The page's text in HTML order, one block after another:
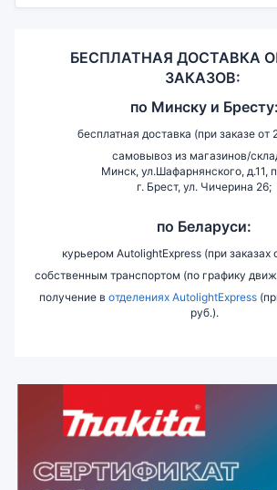
БЕСПЛАТНАЯ ДОСТАВКА
ЗАКАЗОВ:
по Минску и Бресту:
бесплатная доставка (при заказе от
самовывоз из магазинов/
Минск, ул.Шафарнянского, д.11,
г. Брест, ул. Чичерина 26;
по Беларуси:
курьером AutolightExpress (при заказах
собственным транспортом (по графику
получение в отделениях AutolightExpress
руб.).